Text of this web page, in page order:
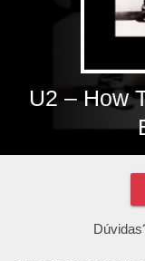
U2 – How